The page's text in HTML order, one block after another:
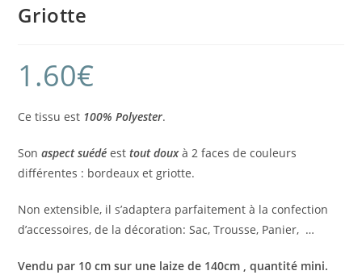
Griotte
1.60€
Ce tissu est 100% Polyester.
Sonaspect suédé esttout douxà 2 faces de couleurs
différentes : bordeaux et griotte.
Non extensible, il s’adaptera parfaitement à la confection
d’accessoires, de la décoration: Sac, Trousse, Panier, …
Vendu par 10 cm sur une laize de 140cm , quantité mini.